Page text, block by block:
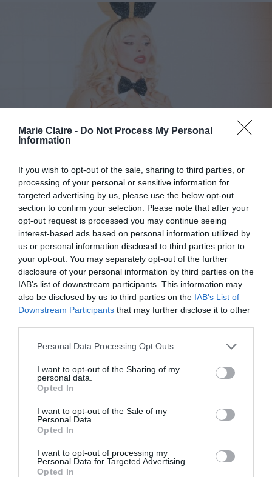
Marie Claire - Do Not Process My Personal
Information
If you wish to opt-out of the sale, sharing to third parties, or
processing of your personal or sensitive information for
targeted advertising by us, please use the below opt-out
section to confirm your selection. Please note that after your
opt-out request is processed you may continue seeing
interest-based ads based on personal information utilized by
us or personal information disclosed to third parties prior to
your opt-out. You may separately opt-out of the further
disclosure of your personal information by third parties on the
IAB’s list of downstream participants. This information may
also be disclosed by us to third parties on the IAB’s List of
Downstream Participants that may further disclose it to other
Personal Data Processing Opt Outs
I want to opt-out of the Sharing of my
personal data.
Opted In
I want to opt-out of the Sale of my
Personal Data.
Opted In
I want to opt-out of processing my
Personal Data for Targeted Advertising.
Opted In
Halloween
ByMcteam
ADVERTISEMENT - CONTINUE READING BELOW